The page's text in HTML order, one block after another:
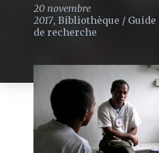
20 novembre
2017, Bibliothèque / Guide
de recherche